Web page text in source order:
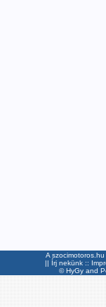
A
|| Írj nekünk ::
©HyGyand